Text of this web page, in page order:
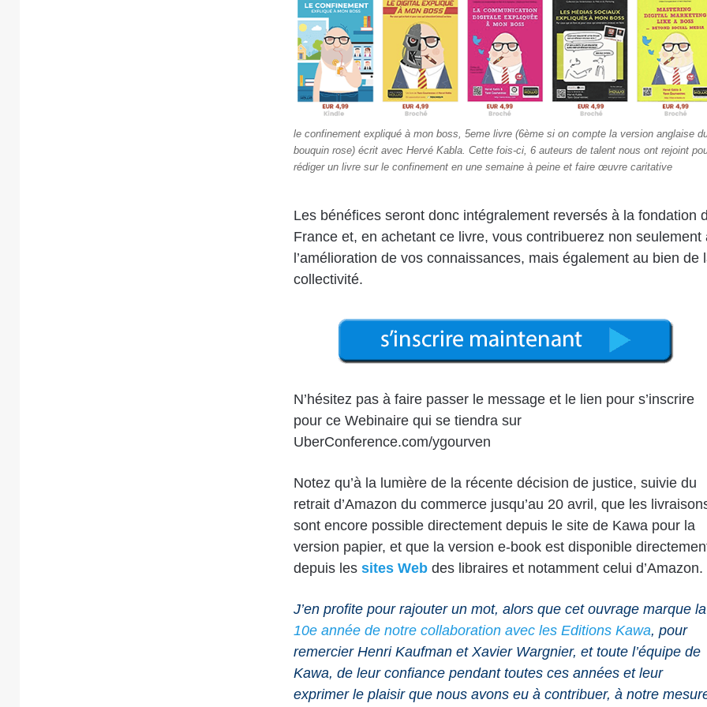
le confinement expliqué à mon boss, 5eme livre (6ème si on compte la version anglaise
bouquin rose) écrit avec Hervé Kabla. Cette fois-ci, 6 auteurs de talent nous ont rejoint
rédiger un livre sur le confinement en une semaine à peine et faire œuvre caritative
Les bénéfices seront donc intégralement reversés à la fondation
France et, en achetant ce livre, vous contribuerez non seulement
l’amélioration de vos connaissances, mais également au bien de
collectivité.
N’hésitez pas à faire passer le message et le lien pour s’inscrire
pour ce Webinaire qui se tiendra sur
UberConference.com/ygourven
Notez qu’à la lumière de la récente décision de justice, suivie du
retrait d’Amazon du commerce jusqu’au 20 avril, que les
sont encore possible directement depuis le site de Kawa pour la
version papier, et que la version e-book est disponible
depuis les sites Webdes libraires et notamment celui d’Amazon.
J’en profite pour rajouter un mot, alors que cet ouvrage marque la
10e année de notre collaboration avec les Editions Kawa, pour
remercier Henri Kaufman et Xavier Wargnier, et toute l’équipe de
Kawa, de leur confiance pendant toutes ces années et leur
exprimer le plaisir que nous avons eu à contribuer, à notre